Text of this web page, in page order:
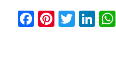
Facebook